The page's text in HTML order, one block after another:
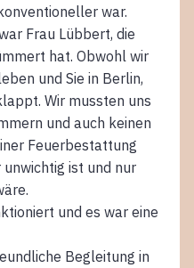
war.
Frau Lübbert, die
hat. Obwohl wir
und Sie in Berlin,
Wir mussten uns
und auch keinen
Feuerbestattung
ist und nur
und es war eine
Begleitung in